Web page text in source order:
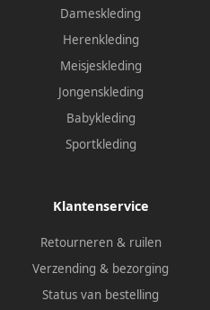
Dameskleding
Herenkleding
Meisjeskleding
Jongenskleding
Babykleding
Sportkleding
Klantenservice
Retourneren & ruilen
Verzending & bezorging
Status van bestelling